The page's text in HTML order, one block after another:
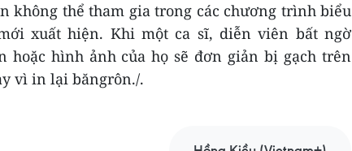
không thể tham gia trong các chương trình biểu
xuất hiện. Khi một ca sĩ, diễn viên bất ngờ
hoặc hình ảnh của họ sẽ đơn giản bị gạch trên
vì in lại băngrôn./.